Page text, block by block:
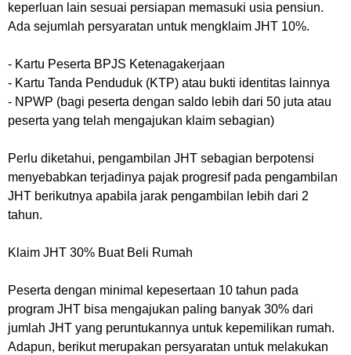
keperluan lain sesuai persiapan memasuki usia pensiun.
Ada sejumlah persyaratan untuk mengklaim JHT 10%.
- Kartu Peserta BPJS Ketenagakerjaan
- Kartu Tanda Penduduk (KTP) atau bukti identitas lainnya
- NPWP (bagi peserta dengan saldo lebih dari 50 juta atau
peserta yang telah mengajukan klaim sebagian)
Perlu diketahui, pengambilan JHT sebagian berpotensi
menyebabkan terjadinya pajak progresif pada pengambilan
JHT berikutnya apabila jarak pengambilan lebih dari 2
tahun.
Klaim JHT 30% Buat Beli Rumah
Peserta dengan minimal kepesertaan 10 tahun pada
program JHT bisa mengajukan paling banyak 30% dari
jumlah JHT yang peruntukannya untuk kepemilikan rumah.
Adapun, berikut merupakan persyaratan untuk melakukan